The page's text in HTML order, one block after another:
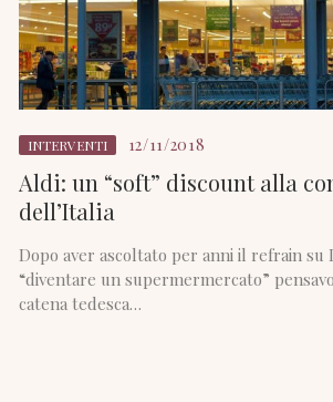
INTERVENTI 12/11/2018
Aldi: un “soft” discount alla
dell’Italia
Dopo aver ascoltato per anni il refrain su
“diventare un supermermercato”
catena tedesca…